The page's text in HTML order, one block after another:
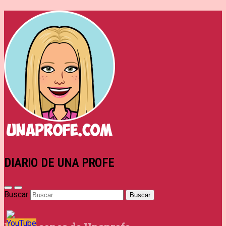
DIARIO DE UNA PROFE
Buscar